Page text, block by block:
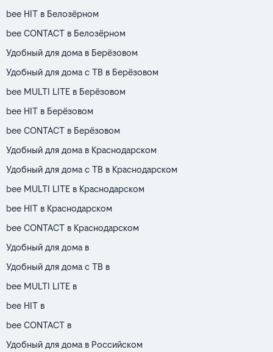
bee HIT в Белозёрном
bee CONTACT в Белозёрном
Удобный для дома в Берёзовом
Удобный для дома с ТВ в Берёзовом
bee MULTI LITE в Берёзовом
bee HIT в Берёзовом
bee CONTACT в Берёзовом
Удобный для дома в Краснодарском
Удобный для дома с ТВ в Краснодарском
bee MULTI LITE в Краснодарском
bee HIT в Краснодарском
bee CONTACT в Краснодарском
Удобный для дома в
Удобный для дома с ТВ в
bee MULTI LITE в
bee HIT в
bee CONTACT в
Удобный для дома в Российском